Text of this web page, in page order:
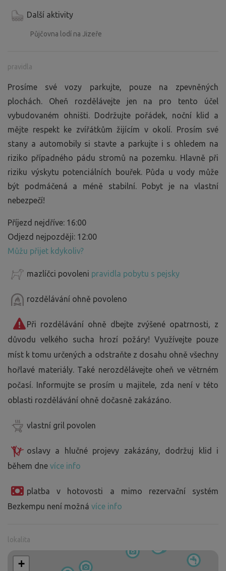
Další aktivity
Půjčovna lodí na Jizeře
pravidla
Prosíme své vozy parkujte, pouze na zpevněných
plochách. Oheň rozdělávejte jen na pro tento účel
vybudovaném ohništi. Dodržujte pořádek, noční klid a
mějte respekt ke zvířátkům žijícím v okolí. Prosím své
stany a automobily si stavte a parkujte i s ohledem na
riziko případného pádu stromů na pozemku. Hlavně při
riziku výskytu potenciálních bouřek. Půda u vody může
být podmáčená a méně stabilní. Pobyt je na vlastní
nebezpečí!
Příjezd nejdříve: 16:00
Odjezd nejpozději: 12:00
Můžu přijet kdykoliv?
mazlíčci povoleni pravidla pobytu s pejsky
rozdělávání ohně povoleno
Při rozdělávání ohně dbejte zvýšené opatrnosti, z
důvodu velkého sucha hrozí požáry! Využívejte pouze
míst k tomu určených a odstraňte z dosahu ohně všechny
hořlavé materiály. Také nerozdělávejte oheň ve větrném
počasí. Informujte se prosím u majitele, zda není v této
oblasti rozdělávání ohně dočasně zakázáno.
vlastní gril povolen
oslavy a hlučné projevy zakázány, dodržuj klid i
během dne více info
platba v hotovosti a mimo rezervační systém
Bezkempu není možná více info
lokalita
+